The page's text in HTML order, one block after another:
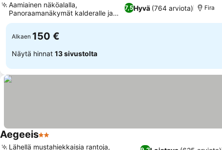
7,5Hyvä (764 arviota)
Aamiainen näköalalla,
Panoraamanäkymät kalderalle ja
merelle
Fira
Alkaen 150 €
Näytä hinnat 13 sivustolta
Aegeeis2 Tähtiluokitus
Lähellä mustahiekkaisia rantoja,